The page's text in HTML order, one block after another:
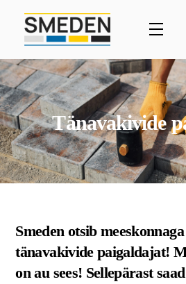
content
Menu
Tänavakivide
Smeden otsib
tänavakivide paigaldajat!
on au sees! Sellepärast